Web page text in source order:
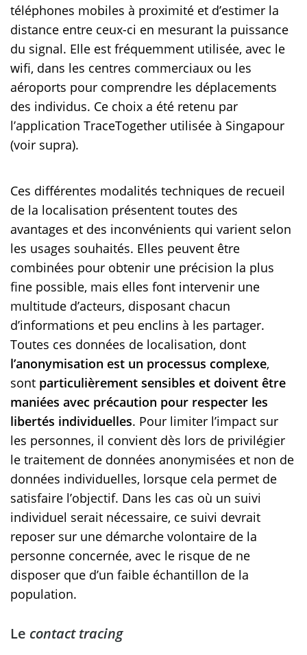
téléphones mobiles à proximité et d’estimer la
distance entre ceux-ci en mesurant la puissance
du signal. Elle est fréquemment utilisée, avec le
wifi, dans les centres commerciaux ou les
aéroports pour comprendre les déplacements
des individus. Ce choix a été retenu par
l’application TraceTogether utilisée à Singapour
(voir supra).
Ces différentes modalités techniques de recueil
de la localisation présentent toutes des
avantages et des inconvénients qui varient selon
les usages souhaités. Elles peuvent être
combinées pour obtenir une précision la plus
fine possible, mais elles font intervenir une
multitude d’acteurs, disposant chacun
d’informations et peu enclins à les partager.
Toutes ces données de localisation, dont
l’anonymisation est un processus complexe,
sont particulièrement sensibles et doivent être
maniées avec précaution pour respecter les
libertés individuelles. Pour limiter l’impact sur
les personnes, il convient dès lors de privilégier
le traitement de données anonymisées et non de
données individuelles, lorsque cela permet de
satisfaire l’objectif. Dans les cas où un suivi
individuel serait nécessaire, ce suivi devrait
reposer sur une démarche volontaire de la
personne concernée, avec le risque de ne
disposer que d’un faible échantillon de la
population.
Le contact tracing